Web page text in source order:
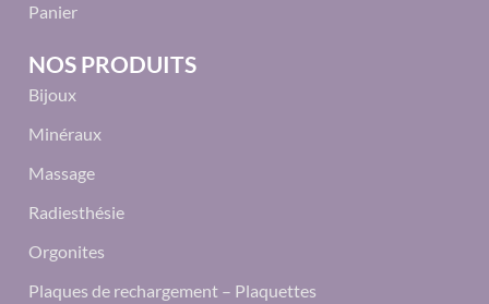
Panier
NOS PRODUITS
Bijoux
Minéraux
Massage
Radiesthésie
Orgonites
Plaques de rechargement – Plaquettes